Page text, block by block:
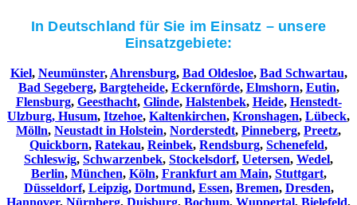
In Deutschland für Sie im Einsatz – unsere
Einsatzgebiete:
Kiel, Neumünster, Ahrensburg, Bad Oldesloe, Bad Schwartau,
Bad Segeberg, Bargteheide, Eckernförde, Elmshorn, Eutin,
Flensburg, Geesthacht, Glinde, Halstenbek, Heide, Henstedt-
Ulzburg, Husum, Itzehoe, Kaltenkirchen, Kronshagen, Lübeck,
Mölln, Neustadt in Holstein, Norderstedt, Pinneberg, Preetz,
Quickborn, Ratekau, Reinbek, Rendsburg, Schenefeld,
Schleswig, Schwarzenbek, Stockelsdorf, Uetersen, Wedel,
Berlin, München, Köln, Frankfurt am Main, Stuttgart,
Düsseldorf, Leipzig, Dortmund, Essen, Bremen, Dresden,
Hannover, Nürnberg, Duisburg, Bochum, Wuppertal, Bielefeld,